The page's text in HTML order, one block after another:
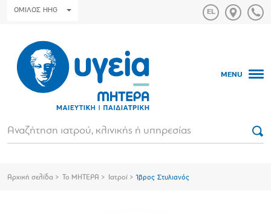
ΟΜΙΛΟΣ HHG
MENU
Αρχική σελίδα Το ΜΗΤΕΡΑ Ιατροί Ίβρος Στυλιανός